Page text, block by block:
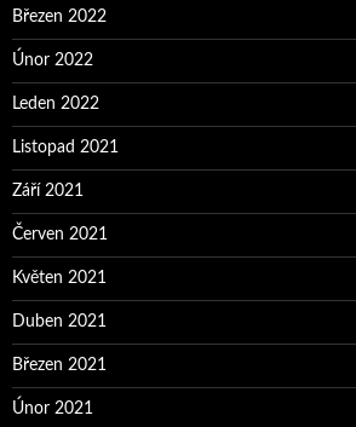
Březen 2022
Únor 2022
Leden 2022
Listopad 2021
Září 2021
Červen 2021
Květen 2021
Duben 2021
Březen 2021
Únor 2021